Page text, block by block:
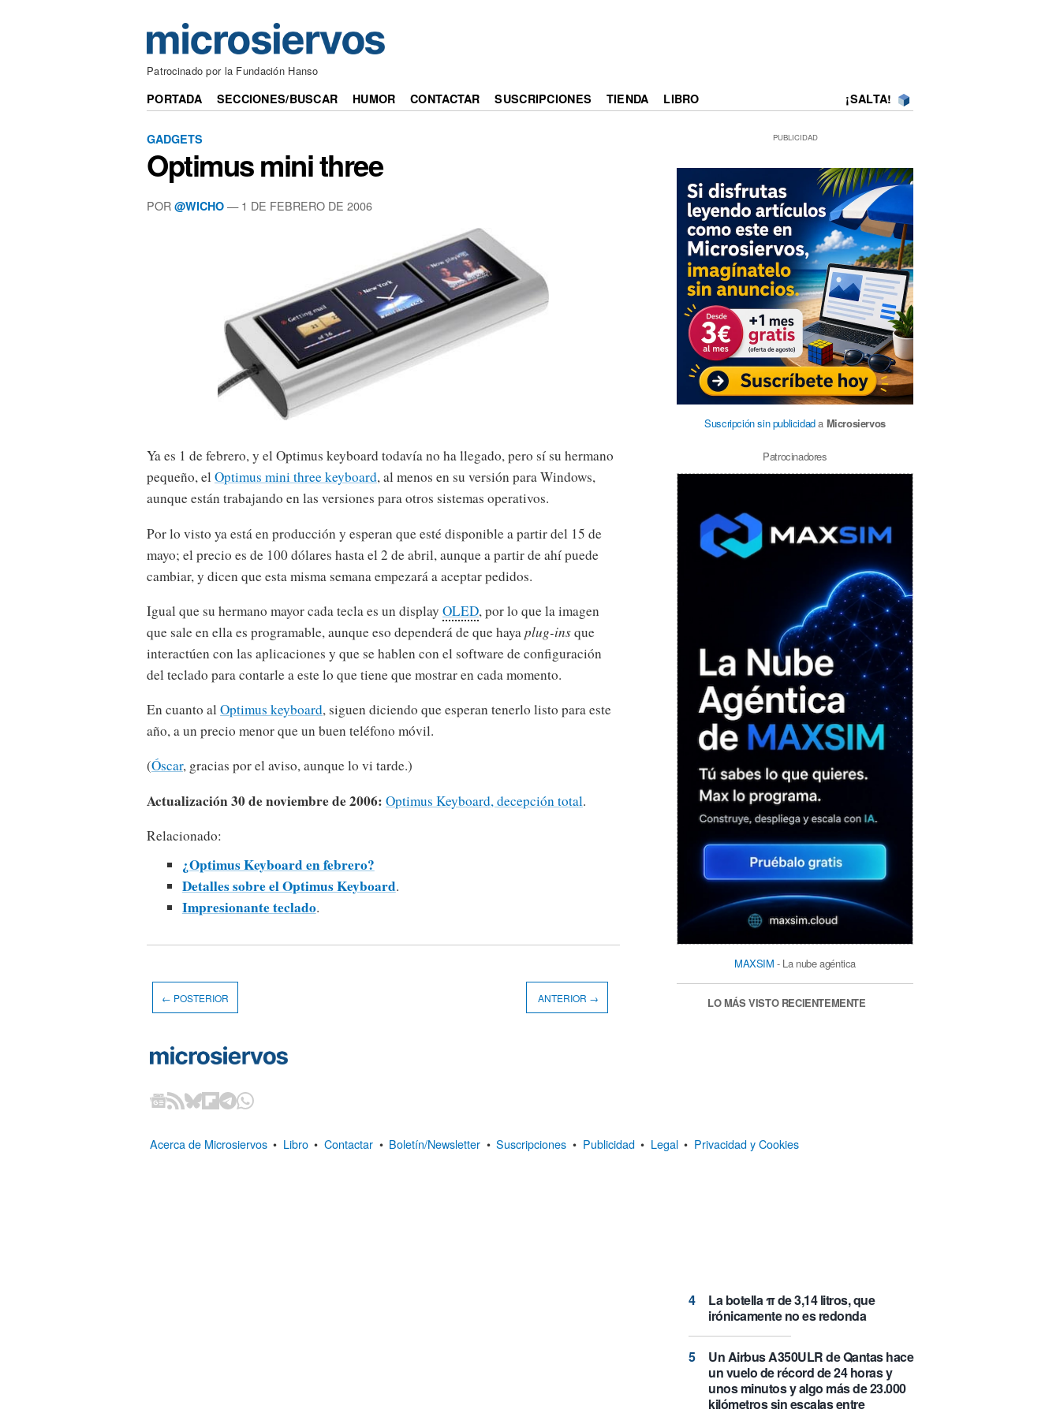
Patrocinado por la Fundación Hanso
PORTADA SECCIONES/BUSCAR HUMOR CONTACTAR SUSCRIPCIONES TIENDA LIBRO ¡SALTA!
GADGETS
Optimus mini three
POR @WICHO — 1 DE FEBRERO DE 2006
Ya es 1 de febrero, y el Optimus keyboard todavía no ha llegado, pero sí su hermano
pequeño, elOptimus mini three keyboard, al menos en su versión para Windows,
aunque están trabajando en las versiones para otros sistemas operativos.
Por lo visto ya está en producción y esperan que esté disponible a partir del 15 de
mayo; el precio es de 100 dólares hasta el 2 de abril, aunque a partir de ahí puede
cambiar, y dicen que esta misma semana empezará a aceptar pedidos.
Igual que su hermano mayor cada tecla es un display OLED, por lo que la imagen
que sale en ella es programable, aunque eso dependerá de que hayaplug-insque
interactúen con las aplicaciones y que se hablen con el software de configuración
del teclado para contarle a este lo que tiene que mostrar en cada momento.
En cuanto alOptimus keyboard, siguen diciendo que esperan tenerlo listo para este
año, a un precio menor que un buen teléfono móvil.
(Óscar, gracias por el aviso, aunque lo vi tarde.)
Actualización 30 de noviembre de 2006: Optimus Keyboard, decepción total.
Relacionado:
¿Optimus Keyboard en febrero?
Detalles sobre el Optimus Keyboard.
Impresionante teclado.
PUBLICIDAD
Suscripción sin publicidada Microsiervos
Patrocinadores
MAXSIM - La nube agéntica
LO MÁS VISTO RECIENTEMENTE
castillos del mundo, clasificados por
su «fama» en la Wikipedia.
La botella π de 3,14 litros, que
irónicamente no es redonda
Un Airbus A350ULR de Qantas hace
un vuelo de récord de 24 horas y
unos minutos y algo más de 23.000
kilómetros sin escalas entre
← POSTERIOR ANTERIOR →
Acerca de Microsiervos • Libro • Contactar • Boletín/Newsletter • Suscripciones • Publicidad • Legal • Privacidad y Cookies